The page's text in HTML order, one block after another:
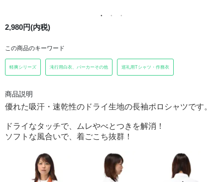
2,980円(内税)
この商品のキーワード
軽爽シリーズ 滝行用白衣、パーカーその他 巡礼用Tシャツ・作務衣
商品説明
優れた吸汗・速乾性のドライ生地の長袖ポロシャツです。
ドライなタッチで、ムレやべとつきを解消！
ソフトな風合いで、着ごこち抜群！